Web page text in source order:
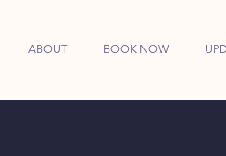
ABOUT BOOK NOW